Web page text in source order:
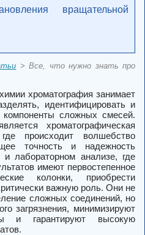
вращательной
> Все, что нужно знать про
хроматография занимает
идентифицировать и
компоненты сложных смесей.
хроматографическая
происходит волшебство
точность и надежность
лабораторном анализе, где
имеют первостепенное
колонки, приобрести
важную роль. Они не
сложных соединений, но
загрязнения, минимизируют
и гарантируют высокую